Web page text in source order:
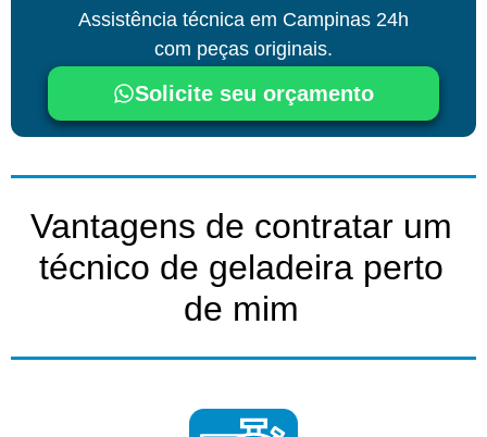
Assistência técnica em Campinas 24h
com peças originais.
Solicite seu orçamento
Vantagens de contratar um
técnico de geladeira perto
de mim